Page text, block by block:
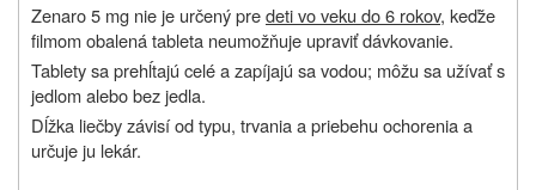
Zenaro 5 mg nie je určený predeti vo veku do 6 rokov, keďže
filmom obalená tableta neumožňuje upraviť dávkovanie.
Tablety sa prehĺtajú celé a zapíjajú sa vodou; môžu sa užívať s
jedlom alebo bez jedla.
Dĺžka liečby závisí od typu, trvania a priebehu ochorenia a
určuje ju lekár.